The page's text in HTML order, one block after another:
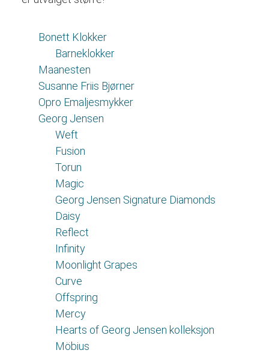
Bonett Klokker
Barneklokker
Maanesten
Susanne Friis Bjørner
Opro Emaljesmykker
Georg Jensen
Weft
Fusion
Torun
Magic
Georg Jensen Signature Diamonds
Daisy
Reflect
Infinity
Moonlight Grapes
Curve
Offspring
Mercy
Hearts of Georg Jensen kolleksjon
Möbius